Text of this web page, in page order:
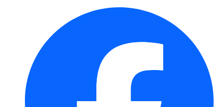
Pflanzknoblauch
Damen- und Floristenschere
Sonnenblume Big Smile